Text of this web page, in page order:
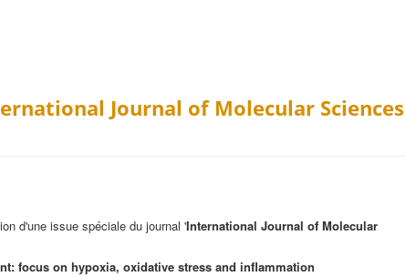
Journal of Molecular Sciences
d'une issue spéciale du journal 'International Journal of Molecular
focus on hypoxia, oxidative stress and inflammation